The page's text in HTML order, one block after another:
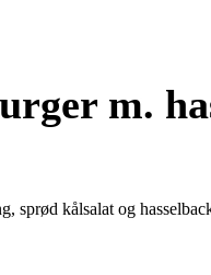
m.
sprød kålsalat og